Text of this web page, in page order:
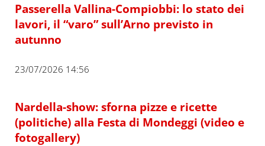
Passerella Vallina-Compiobbi: lo stato dei
lavori, il “varo” sull’Arno previsto in
autunno
23/07/2026 14:56
Nardella-show: sforna pizze e ricette
(politiche) alla Festa di Mondeggi (video e
fotogallery)